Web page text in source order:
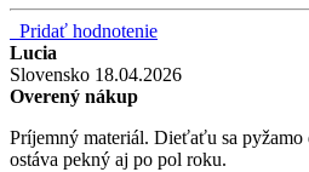
Pridať hodnotenie
Lucia
Slovensko 18.04.2026
Overený nákup
Príjemný materiál. Dieťaťu sa
ostáva pekný aj po pol roku.